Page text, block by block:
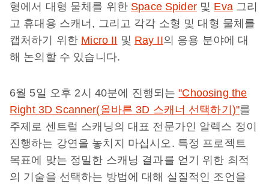
형에서 대형 물체를 위한 Space Spider및 Eva그리
고 휴대용 스캐너, 그리고 각각 소형 및 대형 물체를
캡처하기 위한 Micro II 및 Ray II의 응용 분야에 대
해 논의할 수 있습니다.
6월 5일 오후 2시 40분에 진행되는"Choosing the
Right 3D Scanner(올바른 3D 스캐너 선택하기)"를
주제로 센트럴 스캐닝의 대표 전문가인 알렉스 정이
진행하는 강연을 놓치지 마십시오. 특정 프로젝트
목표에 맞는 정밀한 스캐닝 결과를 얻기 위한 최적
의 기술을 선택하는 방법에 대해 실질적인 조언을